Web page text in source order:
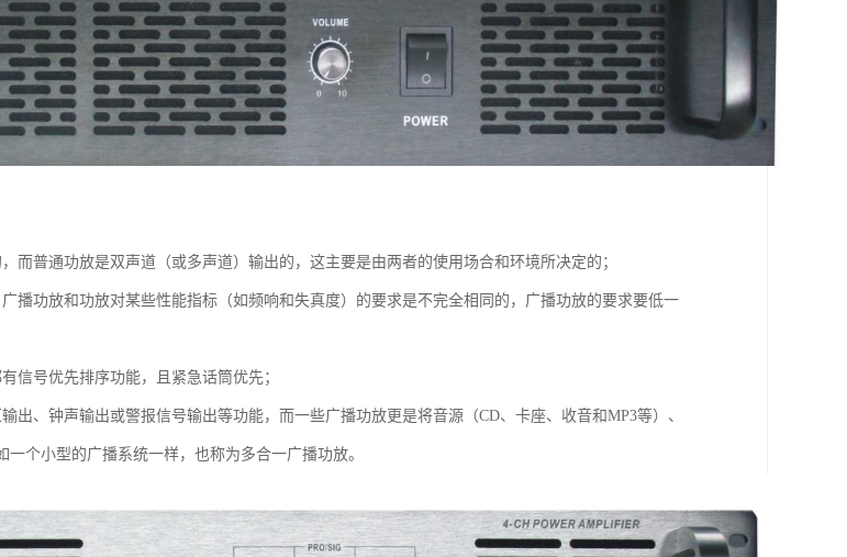
而普通功放是双声道（或多声道）输出的，这主要是由两者的使用场合和环境所决定的；
播功放和功放对某些性能指标（如频响和失真度）的要求是不完全相同的，广播功放的要求要低一
信号优先排序功能，且紧急话筒优先；
出、钟声输出或警报信号输出等功能，而一些广播功放更是将音源（CD、卡座、收音和MP3等）、
个小型的广播系统一样，也称为多合一广播功放。